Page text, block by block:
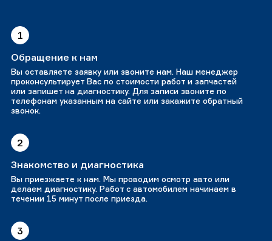
1
Обращение к нам
Вы оставляете заявку или звоните нам. Наш менеджер
проконсультирует Вас по стоимости работ и запчастей
или запишет на диагностику. Для записи звоните по
телефонам указанным на сайте или закажите обратный
звонок.
2
Знакомство и диагностика
Вы приезжаете к нам. Мы проводим осмотр авто или
делаем диагностику. Работ с автомобилем начинаем в
течении 15 минут после приезда.
3